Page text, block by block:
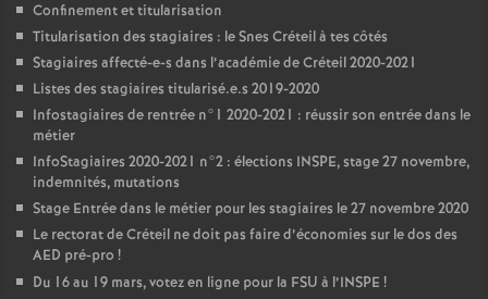
Confinement et titularisation
Titularisation des stagiaires : le Snes Créteil à tes côtés
Stagiaires affecté-e-s dans l’académie de Créteil 2020-2021
Listes des stagiaires titularisé.e.s 2019-2020
Infostagiaires de rentrée n°1 2020-2021 : réussir son entrée dans le
métier
InfoStagiaires 2020-2021 n°2 : élections INSPE, stage 27 novembre,
indemnités, mutations
Stage Entrée dans le métier pour les stagiaires le 27 novembre 2020
Le rectorat de Créteil ne doit pas faire d’économies sur le dos des
AED pré-pro !
Du 16 au 19 mars, votez en ligne pour la FSU à l’INSPE !